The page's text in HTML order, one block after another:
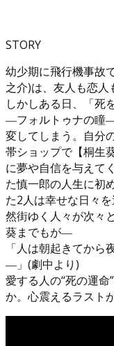
STORY
幼少期に飛行機事故
之介)は、友人も恋人
しかしある日、「死
―フォルトゥナの瞳
変してしまう。自分
帯ショップで【桐生
に夢や自信を与えて
た慎一郎の人生に初
た2人は幸せな日々
然街ゆく人々が次々
葵までもが―
「人は朝起きてか
―」(劇中より)
愛する人の“死の運
か。心震えるラスト